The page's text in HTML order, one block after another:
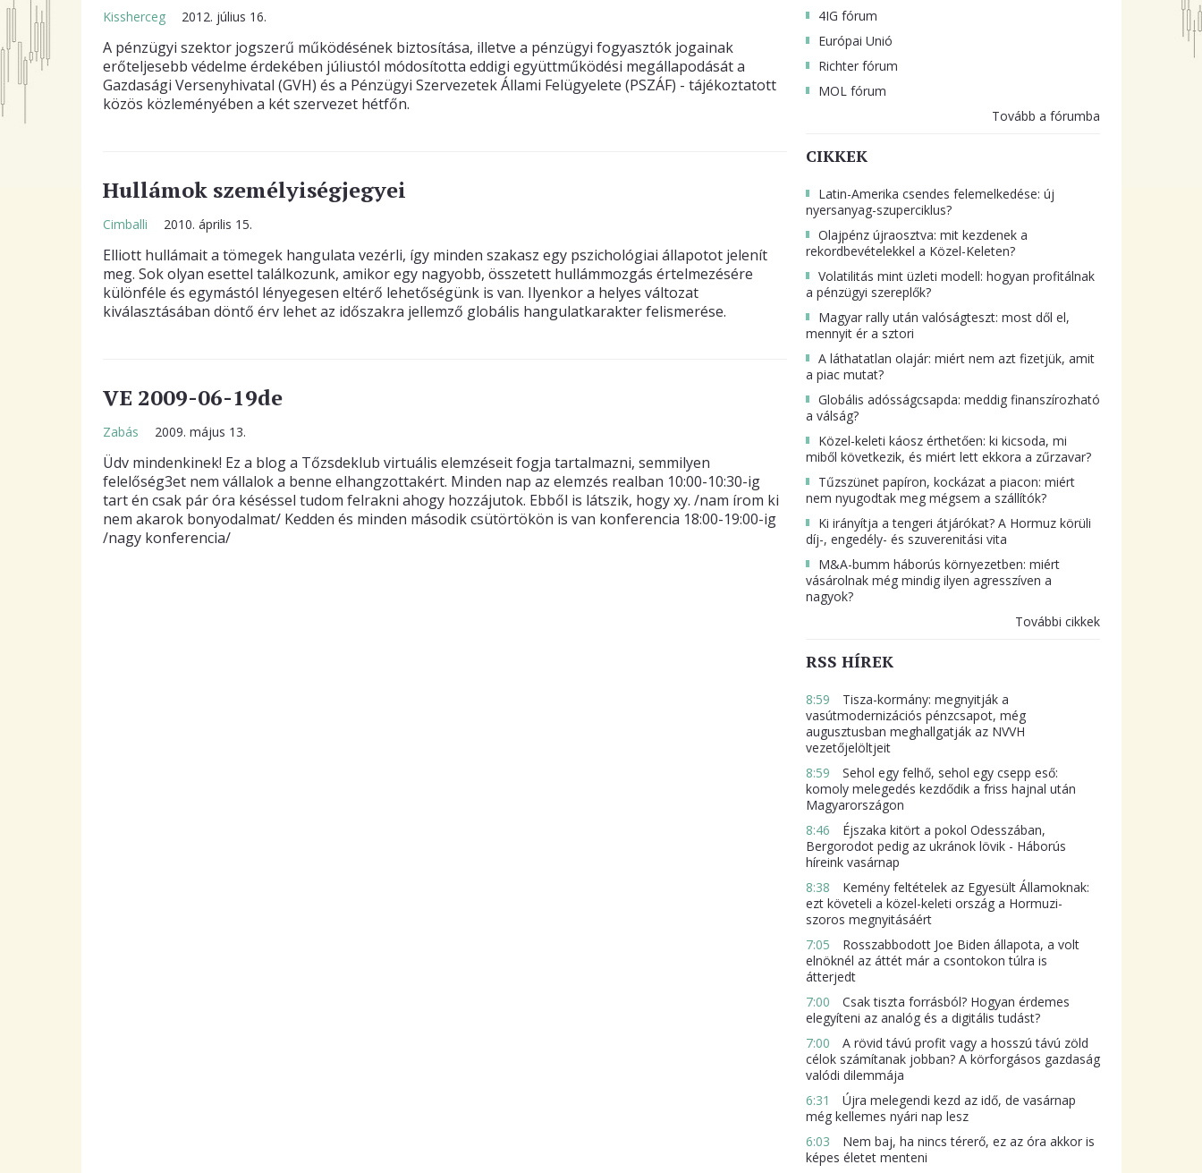
Kissherceg 2012. július 16.
A pénzügyi szektor jogszerű működésének biztosítása, illetve a pénzügyi fogyasztók jogainak
erőteljesebb védelme érdekében júliustól módosította eddigi együttműködési megállapodását a
Gazdasági Versenyhivatal (GVH) és a Pénzügyi Szervezetek Állami Felügyelete (PSZÁF) - tájékoztatott
közös közleményében a két szervezet hétfőn.
Hullámok személyiségjegyei
Cimballi 2010. április 15.
Elliott hullámait a tömegek hangulata vezérli, így minden szakasz egy pszichológiai állapotot jelenít
meg. Sok olyan esettel találkozunk, amikor egy nagyobb, összetett hullámmozgás értelmezésére
különféle és egymástól lényegesen eltérő lehetőségünk is van. Ilyenkor a helyes változat
kiválasztásában döntő érv lehet az időszakra jellemző globális hangulatkarakter felismerése.
VE 2009-06-19de
Zabás 2009. május 13.
Üdv mindenkinek! Ez a blog a Tőzsdeklub virtuális elemzéseit fogja tartalmazni, semmilyen
felelőség3et nem vállalok a benne elhangzottakért. Minden nap az elemzés realban 10:00-10:30-ig
tart én csak pár óra késéssel tudom felrakni ahogy hozzájutok. Ebből is látszik, hogy xy. /nam írom ki
nem akarok bonyodalmat/ Kedden és minden második csütörtökön is van konferencia 18:00-19:00-ig
/nagy konferencia/
4IG fórum
Európai Unió
Richter fórum
MOL fórum
Tovább a fórumba
CIKKEK
Latin-Amerika csendes felemelkedése: új
nyersanyag-szuperciklus?
Olajpénz újraosztva: mit kezdenek a
rekordbevételekkel a Közel-Keleten?
Volatilitás mint üzleti modell: hogyan profitálnak
a pénzügyi szereplők?
Magyar rally után valóságteszt: most dől el,
mennyit ér a sztori
A láthatatlan olajár: miért nem azt fizetjük, amit
a piac mutat?
Globális adósságcsapda: meddig finanszírozható
a válság?
Közel-keleti káosz érthetően: ki kicsoda, mi
miből következik, és miért lett ekkora a zűrzavar?
Tűzszünet papíron, kockázat a piacon: miért
nem nyugodtak meg mégsem a szállítók?
Ki irányítja a tengeri átjárókat? A Hormuz körüli
díj-, engedély- és szuverenitási vita
M&A-bumm háborús környezetben: miért
vásárolnak még mindig ilyen agresszíven a
nagyok?
További cikkek
RSS HÍREK
8:59
Tisza-kormány: megnyitják a
vasútmodernizációs pénzcsapot, még
augusztusban meghallgatják az NVVH
vezetőjelöltjeit
8:59
Sehol egy felhő, sehol egy csepp eső:
komoly melegedés kezdődik a friss hajnal után
Magyarországon
8:46
Éjszaka kitört a pokol Odesszában,
Bergorodot pedig az ukránok lövik - Háborús
híreink vasárnap
8:38
Kemény feltételek az Egyesült Államoknak:
ezt követeli a közel-keleti ország a Hormuzi-
szoros megnyitásáért
7:05
Rosszabbodott Joe Biden állapota, a volt
elnöknél az áttét már a csontokon túlra is
átterjedt
7:00
Csak tiszta forrásból? Hogyan érdemes
elegyíteni az analóg és a digitális tudást?
7:00
A rövid távú profit vagy a hosszú távú zöld
célok számítanak jobban? A körforgásos gazdaság
valódi dilemmája
6:31
Újra melegendi kezd az idő, de vasárnap
még kellemes nyári nap lesz
6:03
Nem baj, ha nincs térerő, ez az óra akkor is
képes életet menteni